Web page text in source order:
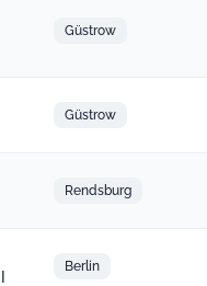
Güstrow
Güstrow
Rendsburg
Berlin